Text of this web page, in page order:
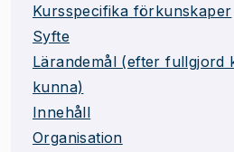
Kursspecifika förkunskaper
Syfte
Lärandemål (efter fullgjord
kunna)
Innehåll
Organisation